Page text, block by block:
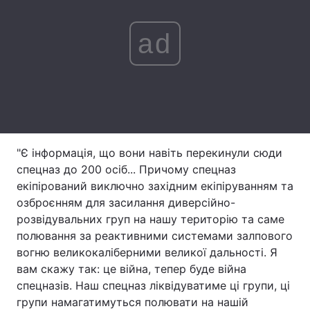
Думки
Вакансії
ad
"Є інформація, що вони навіть перекинули сюди
спецназ до 200 осіб... Причому спецназ
екіпірований виключно західним екіпіруванням та
озброєнням для засилання диверсійно-
розвідувальних груп на нашу територію та саме
полювання за реактивними системами залпового
вогню великокаліберними великої дальності. Я
вам скажу так: це війна, тепер буде війна
спецназів. Наш спецназ ліквідуватиме ці групи, ці
групи намагатимуться полювати на нашій